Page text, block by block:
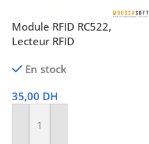
Module RFID RC522,
Lecteur RFID
En stock
35,00 DH
Ajouter Au Panier